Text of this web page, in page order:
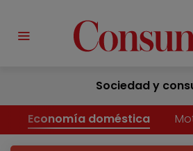
Sociedad y
Economía doméstica